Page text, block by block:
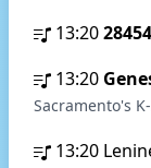
13:20
13:20
Sacramento's
13:20